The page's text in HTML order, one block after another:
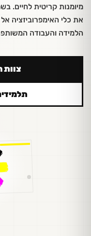
מיומנות קריטית לחיים.
את כלי האימפרוביזציה
הלמידה והעבודה
צוות